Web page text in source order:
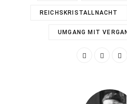
REICHSKRISTALLNACHT
UMGANG MIT